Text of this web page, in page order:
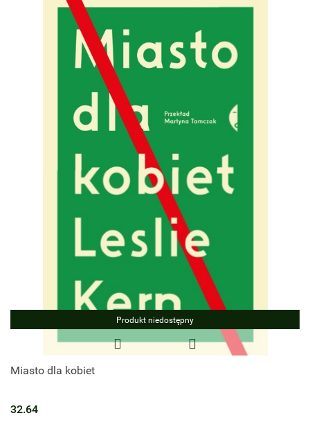
Produkt niedostępny
Miasto dla kobiet
32.64